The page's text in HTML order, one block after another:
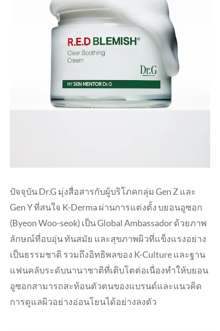
ปัจจุบัน Dr.G มุ่งสื่อสารกับผู้บริโภคกลุ่ม Gen Z และ
Gen Y ที่สนใจ K-Derma ผ่านการแต่งตั้ง บยอนอูซอก
(Byeon Woo-seok) เป็น Global Ambassador ด้วยภาพ
ลักษณ์ที่อบอุ่น ทันสมัย และสุขภาพผิวที่แข็งแรงอย่าง
เป็นธรรมชาติ รวมถึงอิทธิพลของ K-Culture และฐาน
แฟนคลับระดับนานาชาติที่เติบโตต่อเนื่องทำให้บยอน
อูซอกสามารถสะท้อนตัวตนของแบรนด์และแนวคิด
การดูแลผิวอย่างอ่อนโยนได้อย่างลงตัว